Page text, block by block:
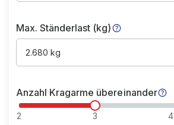
Max. Ständerlast (kg)
2.680 kg
Anzahl Kragarme übereinander
2 3 4